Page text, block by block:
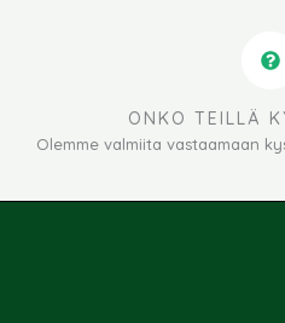
ONKO TEILLÄ
Olemme valmiita vastaamaan